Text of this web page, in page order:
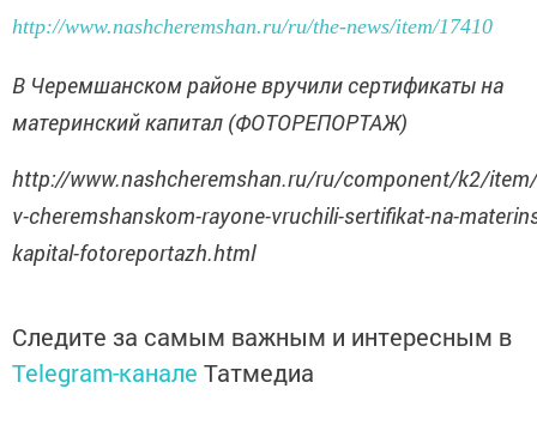
http://www.nashcheremshan.ru/ru/the-news/item/17410
В Черемшанском районе вручили сертификаты на
материнский капитал (ФОТОРЕПОРТАЖ)
http://www.nashcheremshan.ru/ru/component/k2/
v-cheremshanskom-rayone-vruchili-sertifikat-na-
kapital-fotoreportazh.html
Следите за самым важным и интересным в
Telegram-канале Татмедиа